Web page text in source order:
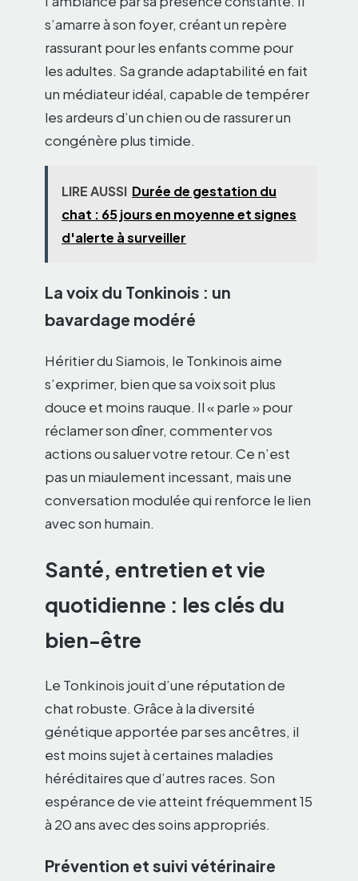
s’amarre à son foyer, créant un repère
rassurant pour les enfants comme pour
les adultes. Sa grande adaptabilité en fait
un médiateur idéal, capable de tempérer
les ardeurs d’un chien ou de rassurer un
congénère plus timide.
LIRE AUSSI Durée de gestation du
chat : 65 jours en moyenne et signes
d'alerte à surveiller
La voix du Tonkinois : un
bavardage modéré
Héritier du Siamois, le Tonkinois aime
s’exprimer, bien que sa voix soit plus
douce et moins rauque. Il « parle » pour
réclamer son dîner, commenter vos
actions ou saluer votre retour. Ce n’est
pas un miaulement incessant, mais une
conversation modulée qui renforce le lien
avec son humain.
Santé, entretien et vie
quotidienne : les clés du
bien-être
Le Tonkinois jouit d’une réputation de
chat robuste. Grâce à la diversité
génétique apportée par ses ancêtres, il
est moins sujet à certaines maladies
héréditaires que d’autres races. Son
espérance de vie atteint fréquemment 15
à 20 ans avec des soins appropriés.
Prévention et suivi vétérinaire